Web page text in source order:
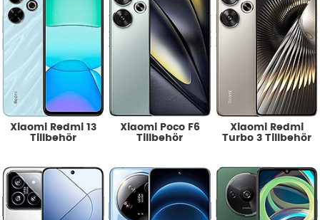
Xiaomi Redmi 13
Tillbehör
Xiaomi Poco F6
Tillbehör
Xiaomi Redmi
Turbo 3 Tillbehör